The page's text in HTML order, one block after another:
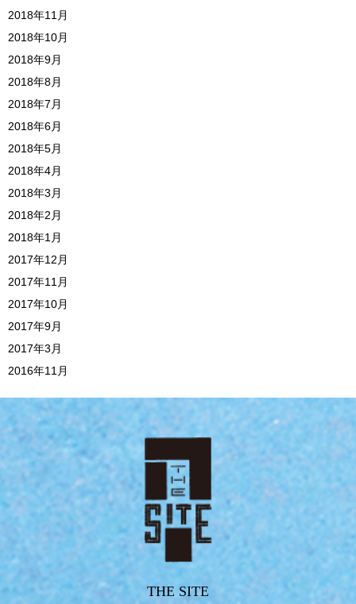
2018年11月
2018年10月
2018年9月
2018年8月
2018年7月
2018年6月
2018年5月
2018年4月
2018年3月
2018年2月
2018年1月
2017年12月
2017年11月
2017年10月
2017年9月
2017年3月
2016年11月
THE SITE